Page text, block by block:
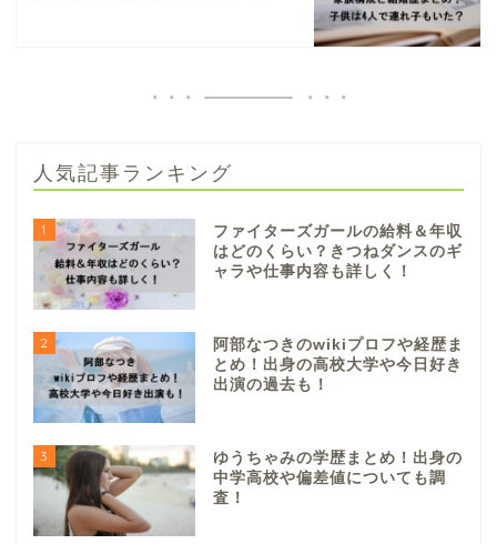
人気記事ランキング
1
ファイターズガールの給料＆年収
はどのくらい？きつねダンスのギ
ャラや仕事内容も詳しく！
2
阿部なつきのwikiプロフや経歴ま
とめ！出身の高校大学や今日好き
出演の過去も！
3
ゆうちゃみの学歴まとめ！出身の
中学高校や偏差値についても調
査！